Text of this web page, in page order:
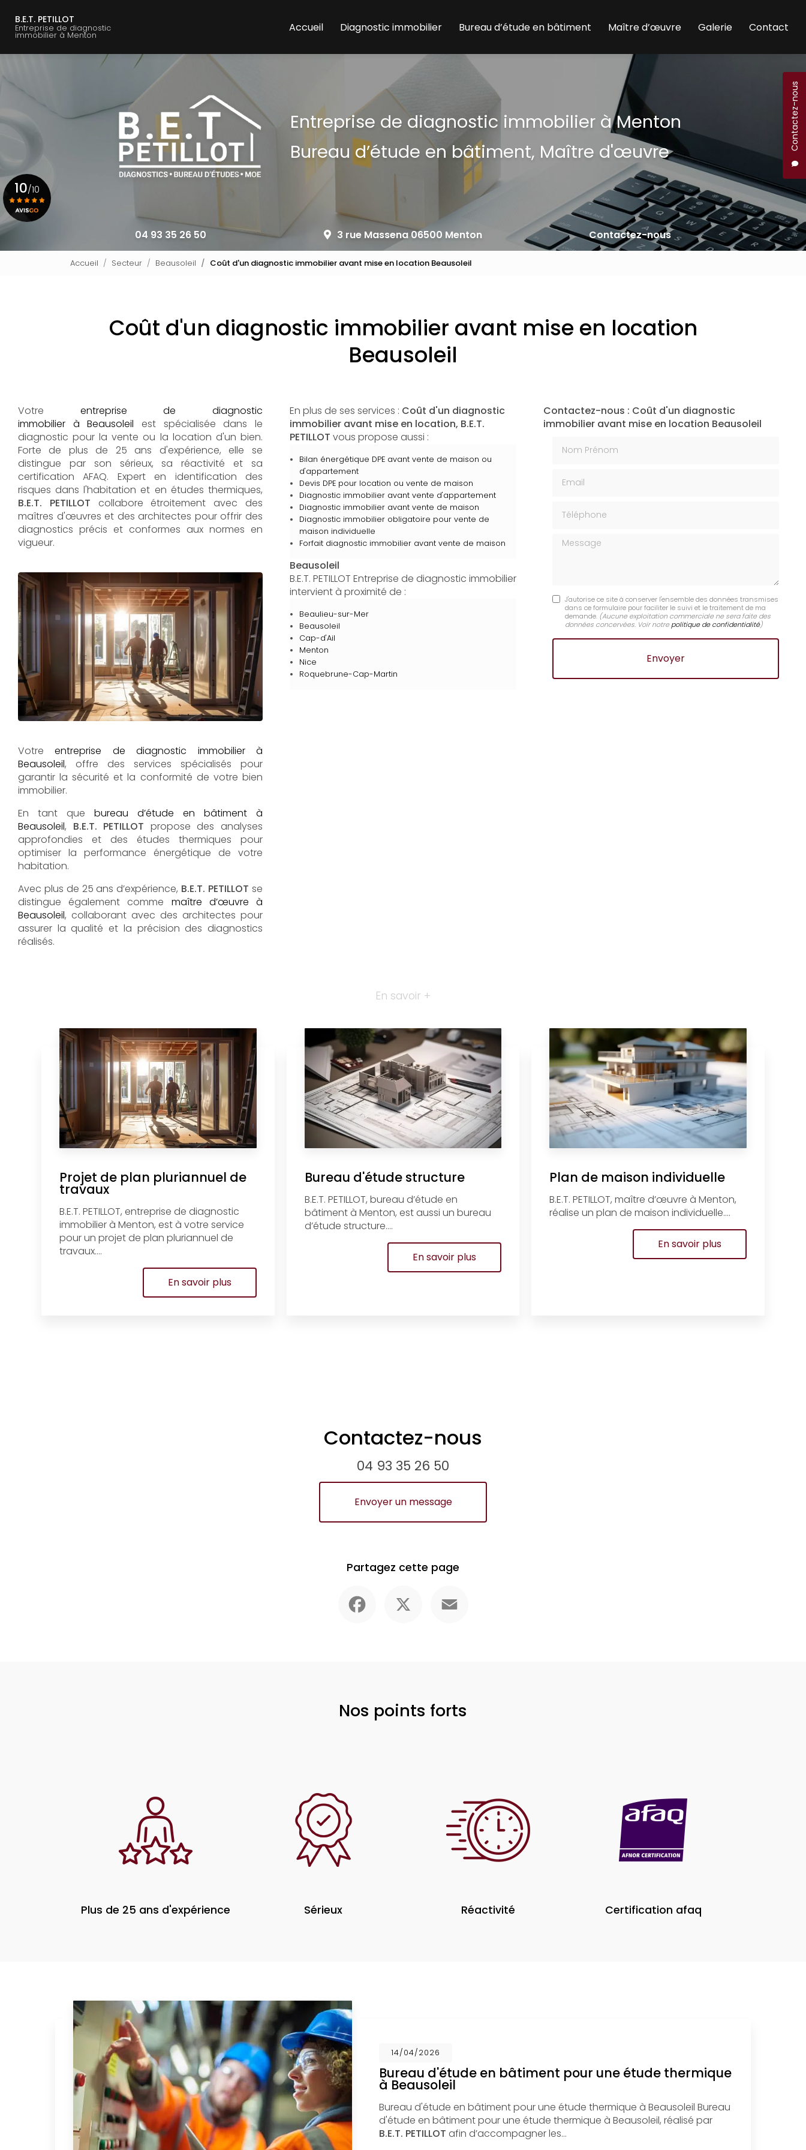
contenu
B.E.T. PETILLOT
Entreprise de diagnostic
immobilier à Menton
Contactez-nous
Accueil
Diagnostic immobilier Bureau d’étude en bâtiment Maître d’œuvre Galerie Contact
Entreprise de diagnostic immobilier à Menton
Bureau d’étude en bâtiment, Maître d'œuvre
04 93 35 26 50 3 rue Massena 06500 Menton Contactez-nous
10/10
Accueil Secteur Beausoleil Coût d'un diagnostic immobilier avant mise en location Beausoleil
Coût d'un diagnostic immobilier avant mise en location
Beausoleil
Votre entreprise de diagnostic
immobilier à Beausoleil est spécialisée dans le
diagnostic pour la vente ou la location d'un bien.
Forte de plus de 25 ans d'expérience, elle se
distingue par son sérieux, sa réactivité et sa
certification AFAQ. Expert en identification des
risques dans l'habitation et en études thermiques,
B.E.T. PETILLOT collabore étroitement avec des
maîtres d'œuvres et des architectes pour offrir des
diagnostics précis et conformes aux normes en
vigueur.
Votreentreprise de diagnostic immobilier à
Beausoleil, offre des services spécialisés pour
garantir la sécurité et la conformité de votre bien
immobilier.
En tant que bureau d’étude en bâtiment à
Beausoleil, B.E.T. PETILLOT propose des analyses
approfondies et des études thermiques pour
optimiser la performance énergétique de votre
habitation.
Avec plus de 25 ans d’expérience, B.E.T. PETILLOT se
distingue également comme maître d’œuvre à
Beausoleil, collaborant avec des architectes pour
assurer la qualité et la précision des diagnostics
réalisés.
En plus de ses services : Coût d'un diagnostic
immobilier avant mise en location, B.E.T.
PETILLOT vous propose aussi :
Bilan énergétique DPE avant vente de maison ou
d'appartement
Devis DPE pour location ou vente de maison
Diagnostic immobilier avant vente d'appartement
Diagnostic immobilier avant vente de maison
Diagnostic immobilier obligatoire pour vente de
maison individuelle
Forfait diagnostic immobilier avant vente de maison
Beausoleil
B.E.T. PETILLOT Entreprise de diagnostic immobilier
intervient à proximité de :
Beaulieu-sur-Mer
Beausoleil
Cap-d'Ail
Menton
Nice
Roquebrune-Cap-Martin
Contactez-nous : Coût d'un diagnostic
immobilier avant mise en location Beausoleil
Message
J'autorise ce site à conserver l'ensemble des données transmises
dans ce formulaire pour faciliter le suivi et le traitement de ma
demande. (Aucune exploitation commerciale ne sera faite des
données concervées. Voir notre politique de confidentialité)
En savoir +
Projet de plan pluriannuel de
travaux
B.E.T. PETILLOT, entreprise de diagnostic
immobilier à Menton, est à votre service
pour un projet de plan pluriannuel de
travaux....
En savoir plus
Bureau d'étude structure
B.E.T. PETILLOT, bureau d’étude en
bâtiment à Menton, est aussi un bureau
d’étude structure....
En savoir plus
Plan de maison individuelle
B.E.T. PETILLOT, maître d’œuvre à Menton,
réalise un plan de maison individuelle....
En savoir plus
Contactez-nous
04 93 35 26 50
Envoyer un message
Partagez cette page
Nos points forts
Plus de 25 ans d'expérience Sérieux Réactivité Certification afaq
14/04/2026
Bureau d'étude en bâtiment pour une étude thermique
à Beausoleil
Bureau d'étude en bâtiment pour une étude thermique à Beausoleil Bureau
d'étude en bâtiment pour une étude thermique à Beausoleil, réalisé par
B.E.T. PETILLOT afin d’accompagner les…